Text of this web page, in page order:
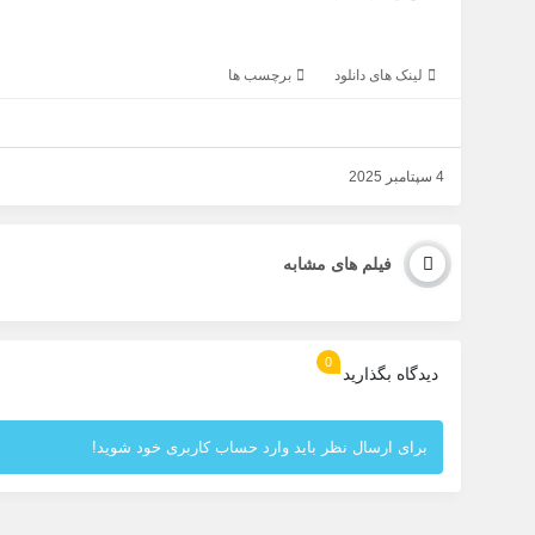
لینک های دانلود برچسب ها
4 سپتامبر 2025
فیلم های مشابه
دیدگاه بگذارید
0
برای ارسال نظر باید وارد حساب کاربری خود شوید!